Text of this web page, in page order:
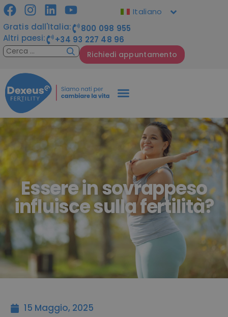
Gratis dall'Italia:
800 098 955
Altri paesi:
+34 93 227 48 96
Richiedi appuntamento
Italiano
Essere in sovrappeso
influisce sulla fertilità?
15 Maggio, 2025